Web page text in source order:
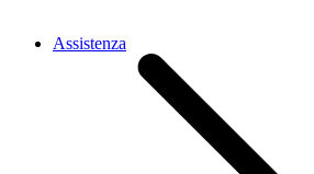
Assistenza